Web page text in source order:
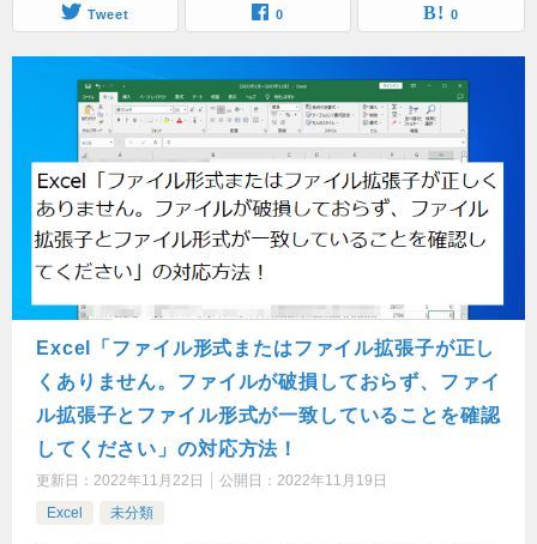
Tweet 0 0
Excel「ファイル形式またはファイル拡張子が正し
くありません。ファイルが破損しておらず、ファイ
ル拡張子とファイル形式が一致していることを確認
してください」の対応方法！
更新日： 2022年11月22日 公開日： 2022年11月19日
Excel
未分類